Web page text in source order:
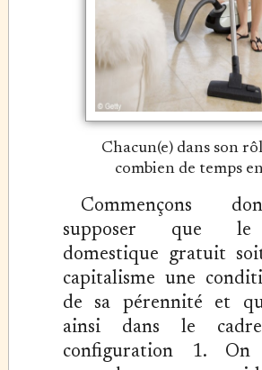
Chacun(e) dans son
combien de temps
Commençons
supposer que
domestique gratuit
capitalisme une
de sa pérennité et
ainsi dans le
configuration 1.